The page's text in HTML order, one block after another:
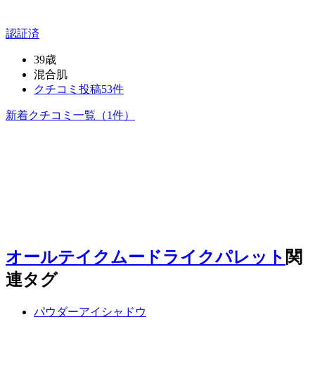
認証済
39歳
混合肌
クチコミ投稿53件
新着クチコミ一覧 （1件）
オールテイクムードライクパレット 関
連タグ
パウダーアイシャドウ